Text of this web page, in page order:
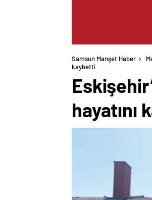
Samsun Manşet Haber
kaybetti
hayatını